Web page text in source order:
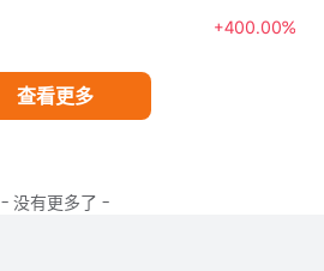
+400.00%
查看更多
- 没有更多了 -